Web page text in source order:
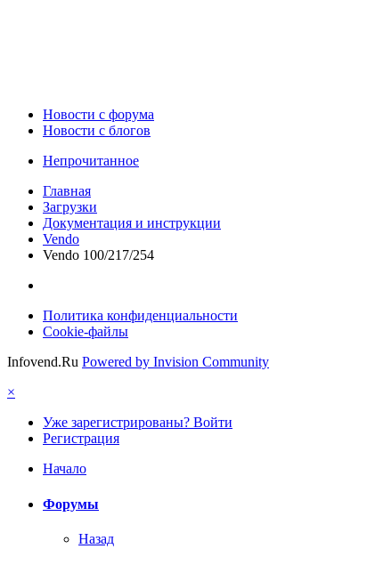
Новости c форума
Новости с блогов
Непрочитанное
Главная
Загрузки
Документация и инструкции
Vendo
Vendo 100/217/254
Политика конфиденциальности
Cookie-файлы
Infovend.Ru Powered by Invision Community
×
Уже зарегистрированы? Войти
Регистрация
Начало
Форумы
Назад